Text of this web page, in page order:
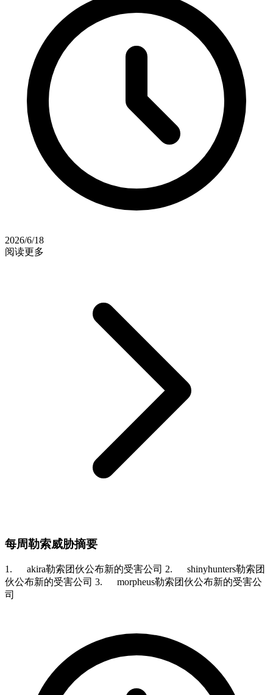
2026/6/18
阅读更多
每周勒索威胁摘要
1. akira勒索团伙公布新的受害公司 2. shinyhunters勒索团
伙公布新的受害公司 3. morpheus勒索团伙公布新的受害公
司